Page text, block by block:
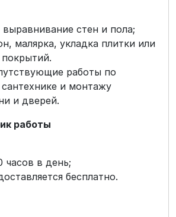
стен и пола;
малярка, укладка плитки или
работы по
сантехнике и монтажу
и дверей.
работы
часов в день;
бесплатно.